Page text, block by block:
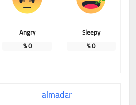
Sleepy
0
%
Angry
0
%
almadar